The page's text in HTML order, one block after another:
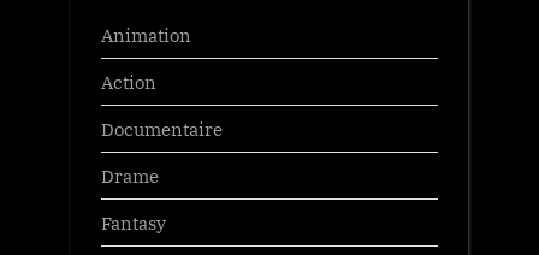
Animation
Action
Documentaire
Drame
Fantasy